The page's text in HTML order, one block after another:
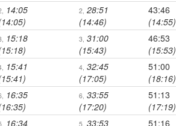
14:05
2, 28:51
(14:46)
43:46
(14:55)
15:18
3, 31:00
(15:43)
46:53
(15:53)
15:41
4, 32:45
(17:05)
51:00
(18:16)
16:35
6, 33:55
(17:20)
51:13
(17:19)
16:34 5, 33:53 51:16